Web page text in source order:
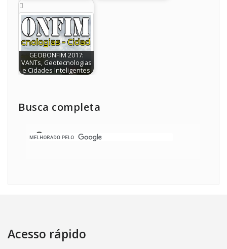
GEOBONFIM 2017:
VANTs, Geotecnologias
e Cidades Inteligentes
Busca completa
Acesso rápido